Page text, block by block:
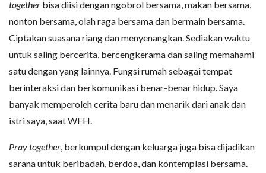
together bisa diisi dengan ngobrol bersama, makan bersama,
nonton bersama, olah raga bersama dan bermain bersama.
Ciptakan suasana riang dan menyenangkan. Sediakan waktu
untuk saling bercerita, bercengkerama dan saling memahami
satu dengan yang lainnya. Fungsi rumah sebagai tempat
berinteraksi dan berkomunikasi benar-benar hidup. Saya
banyak memperoleh cerita baru dan menarik dari anak dan
istri saya, saat WFH.
Pray together , berkumpul dengan keluarga juga bisa dijadikan
sarana untuk beribadah, berdoa, dan kontemplasi bersama.